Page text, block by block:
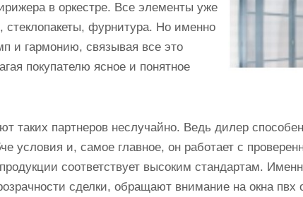
в оркестре. Все элементы уже
стеклопакеты, фурнитура. Но именно
и гармонию, связывая все это
покупателю ясное и понятное
таких партнеров неслучайно. Ведь дилер
условия и, самое главное, он работает с
соответствует высоким стандартам.
сделки, обращают внимание на окна пвх